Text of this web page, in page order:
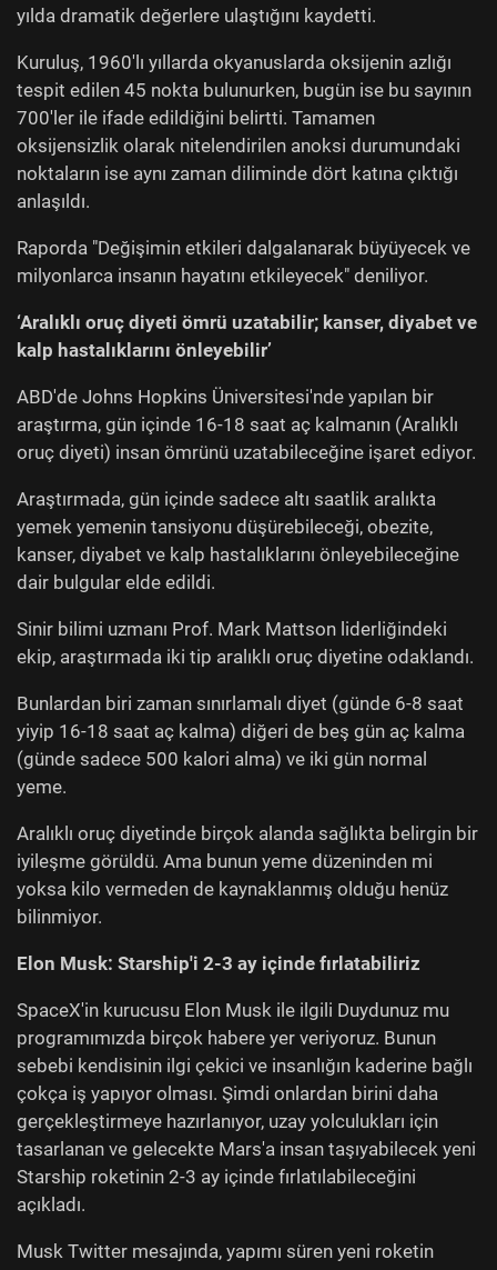
yılda dramatik değerlere ulaştığını kaydetti.
Kuruluş, 1960'lı yıllarda okyanuslarda oksijenin azlığı
tespit edilen 45 nokta bulunurken, bugün ise bu sayının
700'ler ile ifade edildiğini belirtti. Tamamen
oksijensizlik olarak nitelendirilen anoksi durumundaki
noktaların ise aynı zaman diliminde dört katına çıktığı
anlaşıldı.
Raporda "Değişimin etkileri dalgalanarak büyüyecek ve
milyonlarca insanın hayatını etkileyecek" deniliyor.
‘Aralıklı oruç diyeti ömrü uzatabilir; kanser, diyabet ve
kalp hastalıklarını önleyebilir’
ABD'de Johns Hopkins Üniversitesi'nde yapılan bir
araştırma, gün içinde 16-18 saat aç kalmanın (Aralıklı
oruç diyeti) insan ömrünü uzatabileceğine işaret ediyor.
Araştırmada, gün içinde sadece altı saatlik aralıkta
yemek yemenin tansiyonu düşürebileceği, obezite,
kanser, diyabet ve kalp hastalıklarını önleyebileceğine
dair bulgular elde edildi.
Sinir bilimi uzmanı Prof. Mark Mattson liderliğindeki
ekip, araştırmada iki tip aralıklı oruç diyetine odaklandı.
Bunlardan biri zaman sınırlamalı diyet (günde 6-8 saat
yiyip 16-18 saat aç kalma) diğeri de beş gün aç kalma
(günde sadece 500 kalori alma) ve iki gün normal
yeme.
Aralıklı oruç diyetinde birçok alanda sağlıkta belirgin bir
iyileşme görüldü. Ama bunun yeme düzeninden mi
yoksa kilo vermeden de kaynaklanmış olduğu henüz
bilinmiyor.
Elon Musk: Starship'i 2-3 ay içinde fırlatabiliriz
SpaceX'in kurucusu Elon Musk ile ilgili Duydunuz mu
programımızda birçok habere yer veriyoruz. Bunun
sebebi kendisinin ilgi çekici ve insanlığın kaderine bağlı
çokça iş yapıyor olması. Şimdi onlardan birini daha
gerçekleştirmeye hazırlanıyor, uzay yolculukları için
tasarlanan ve gelecekte Mars'a insan taşıyabilecek yeni
Starship roketinin 2-3 ay içinde fırlatılabileceğini
açıkladı.
Musk Twitter mesajında, yapımı süren yeni roketin